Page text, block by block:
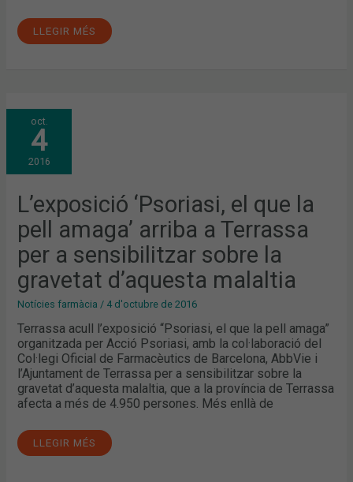
LLEGIR MÉS
oct.
4
2016
L’exposició ‘Psoriasi, el que la
pell amaga’ arriba a Terrassa
per a sensibilitzar sobre la
gravetat d’aquesta malaltia
Notícies farmàcia / 4 d'octubre de 2016
Terrassa acull l’exposició “Psoriasi, el que la pell amaga”
organitzada per Acció Psoriasi, amb la col·laboració del
Col·legi Oficial de Farmacèutics de Barcelona, AbbVie i
l’Ajuntament de Terrassa per a sensibilitzar sobre la
gravetat d’aquesta malaltia, que a la província de Terrassa
afecta a més de 4.950 persones. Més enllà de
L’EXPOSICIÓ
‘PSORIASI,
EL
QUE
LA
PELL
AMAGA’
A
TERRASSA
PER
A
SENSIBILITZAR
LA
GRAVETAT
D’AQUESTA
MALALTIA
LLEGIR MÉS